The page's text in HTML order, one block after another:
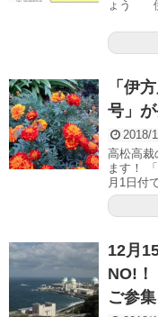
ょう 伊
「伊
号」
2018/
高松高裁
ます！
月1日付
12月
NO!
ご参集